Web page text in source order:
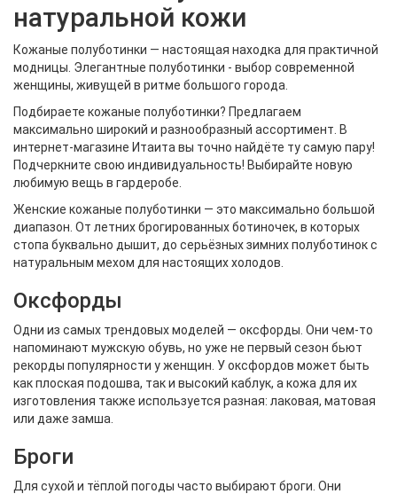
натуральной кожи
Кожаные полуботинки — настоящая находка для практичной
модницы. Элегантные полуботинки - выбор современной
женщины, живущей в ритме большого города.
Подбираете кожаные полуботинки? Предлагаем
максимально широкий и разнообразный ассортимент. В
интернет-магазине Итаита вы точно найдёте ту самую пару!
Подчеркните свою индивидуальность! Выбирайте новую
любимую вещь в гардеробе.
Женские кожаные полуботинки — это максимально большой
диапазон. От летних брогированных ботиночек, в которых
стопа буквально дышит, до серьёзных зимних полуботинок с
натуральным мехом для настоящих холодов.
Оксфорды
Одни из самых трендовых моделей — оксфорды. Они чем-то
напоминают мужскую обувь, но уже не первый сезон бьют
рекорды популярности у женщин. У оксфордов может быть
как плоская подошва, так и высокий каблук, а кожа для их
изготовления также используется разная: лаковая, матовая
или даже замша.
Броги
Для сухой и тёплой погоды часто выбирают броги. Они